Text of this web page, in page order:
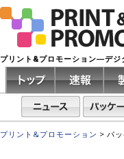
プリント&プロモーション―デ
プリント&プロモーション > パ